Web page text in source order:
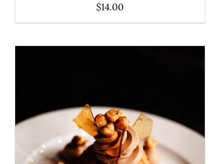
$14.00
ADD TO CART / DÉTAILS